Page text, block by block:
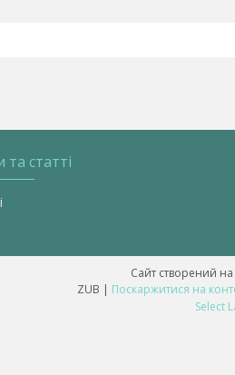
статті
Сайт створений на
ZUB | Поскаржитися на
Select